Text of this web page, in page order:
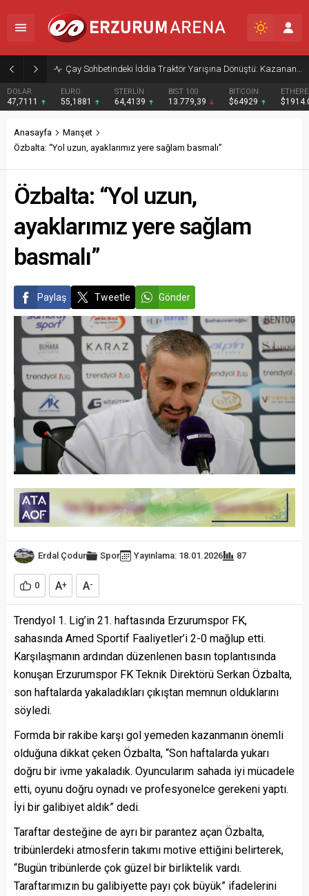
Çay Sohbetindeki İddia Traktör Yarışına Dönüştü: Kazanan Burun Farkıyla Belli Oldu
DOLAR
47,7111
EURO
55,1881
STERLİN
64,4139
BIST 100
13.779,39
BITCOIN
$64929
Anasayfa
Manşet
Özbalta: “Yol uzun, ayaklarımız yere sağlam basmalı”
Özbalta: “Yol uzun,
ayaklarımız yere sağlam
basmalı”
Paylaş Tweetle Gönder
Erdal Çodur Spor Yayınlama: 18.01.2026 87
0 A+ A-
Trendyol 1. Lig’in 21. haftasında Erzurumspor FK,
sahasında Amed Sportif Faaliyetler’i 2-0 mağlup etti.
Karşılaşmanın ardından düzenlenen basın toplantısında
konuşan Erzurumspor FK Teknik Direktörü Serkan Özbalta,
son haftalarda yakaladıkları çıkıştan memnun olduklarını
söyledi.
Formda bir rakibe karşı gol yemeden kazanmanın önemli
olduğuna dikkat çeken Özbalta, “Son haftalarda yukarı
doğru bir ivme yakaladık. Oyuncularım sahada iyi mücadele
etti, oyunu doğru oynadı ve profesyonelce gerekeni yaptı.
İyi bir galibiyet aldık” dedi.
Taraftar desteğine de ayrı bir parantez açan Özbalta,
tribünlerdeki atmosferin takımı motive ettiğini belirterek,
“Bugün tribünlerde çok güzel bir birliktelik vardı.
Taraftarımızın bu galibiyette payı çok büyük” ifadelerini